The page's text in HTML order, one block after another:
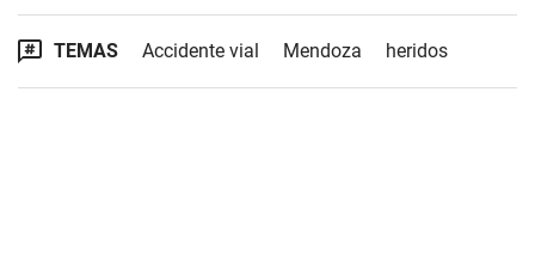
TEMAS Accidente vial Mendoza heridos